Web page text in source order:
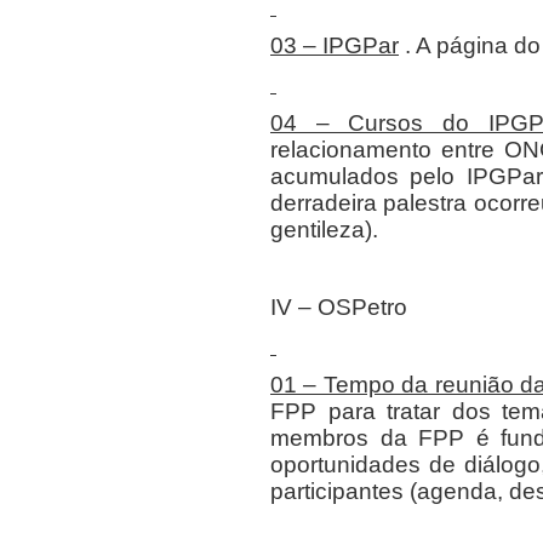
03 – IPGPar . A página
04 – Cursos do
relacionamento entre
acumulados pelo
derradeira palestra
gentileza).
IV – OSPetro
01 – Tempo da reunião
FPP para tratar dos
membros da FPP é
oportunidades de
participantes (agenda,